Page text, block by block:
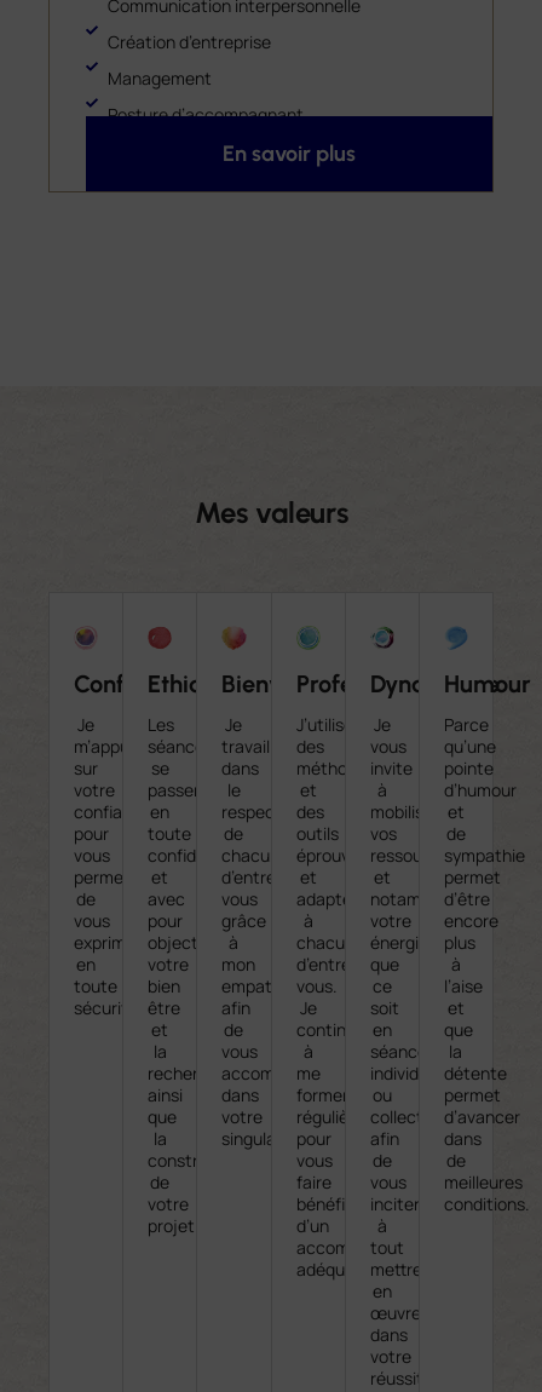
Communication interpersonnelle
Création d’entreprise
Management
Posture d’accompagnant
En savoir plus
Mes valeurs
Confiance
Je
m’appuie
sur
votre
confiance
pour
vous
permettre
de
vous
exprimer
en
toute
sécurité.
Ethique
Les
séances
se
passent
en
toute
confidentialité
et
avec
pour
objectif
votre
bien
être
et
la
recherche
ainsi
que
la
construction
de
votre
projet.
Bienveillance
Je
travaille
dans
le
respect
de
chacun
d’entre
vous
grâce
à
mon
empathie
afin
de
vous
accompagner
dans
votre
singularité.
Professionnalisme
J’utilise
des
méthodes
et
des
outils
éprouvés
et
adaptés
à
chacun
d’entre
vous.
Je
continue
à
me
former
régulièrement
pour
vous
faire
bénéficier
d’un
accompagnement
adéquate.
Dynamisme
Je
vous
invite
à
mobiliser
vos
ressources
et
notamment
votre
énergie
que
ce
soit
en
séances
individuelles
ou
collectives
afin
de
vous
inciter
à
tout
mettre
en
œuvre
dans
votre
réussite.
Humour
Parce
qu’une
pointe
d’humour
et
de
sympathie
permet
d’être
encore
plus
à
l’aise
et
que
la
détente
permet
d’avancer
dans
de
meilleures
conditions.